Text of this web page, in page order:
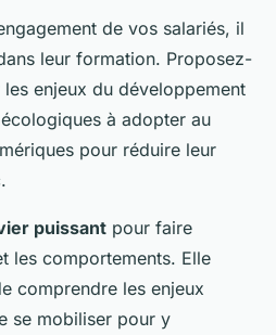
de vos salariés, il
leur formation. Proposez-
enjeux du développement
à adopter au
pour réduire leur
puissant pour faire
les comportements. Elle
comprendre les enjeux
se mobiliser pour y